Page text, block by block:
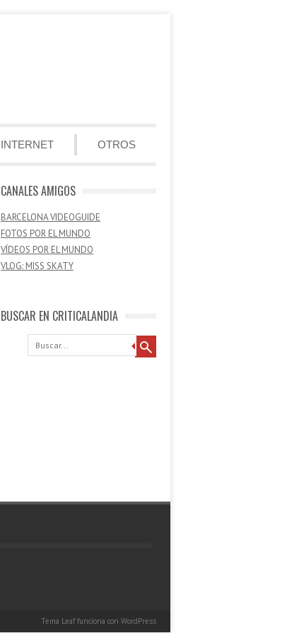
INTERNET OTROS
CANALES AMIGOS
BARCELONA VIDEOGUIDE
FOTOS POR EL MUNDO
VÍDEOS POR EL MUNDO
VLOG: MISS SKATY
BUSCAR EN CRITICALANDIA
Buscar
Tema Leaffunciona con WordPress